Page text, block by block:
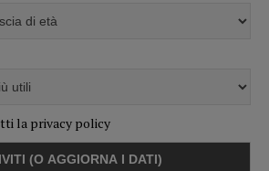
la privacy policy